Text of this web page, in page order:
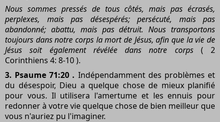
Nous sommes pressés de tous côtés, mais pas écrasés,
perplexes, mais pas désespérés; persécuté, mais pas
abandonné; abattu, mais pas détruit. Nous transportons
toujours dans notre corps la mort de Jésus, afin que la vie de
Jésus soit également révélée dans notre corps( 2
Corinthiens 4: 8-10 ).
3. Psaume 71:20 . Indépendamment des problèmes et
du désespoir, Dieu a quelque chose de mieux planifié
pour vous. Il utilisera l'amertume et les ennuis pour
redonner à votre vie quelque chose de bien meilleur que
vous n'auriez pu l'imaginer.